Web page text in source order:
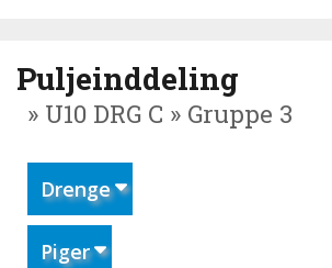
Puljeinddeling
» U10 DRG C » Gruppe 3
Drenge
Piger